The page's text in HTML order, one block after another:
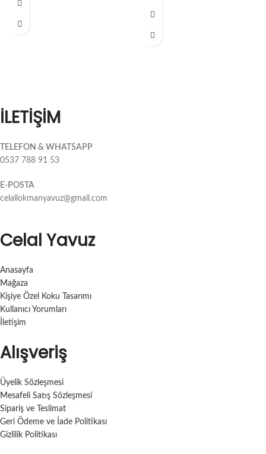
İLETİŞİM
TELEFON & WHATSAPP
0537 788 91 53
E-POSTA
celallokmanyavuz@gmail.com
Celal Yavuz
Anasayfa
Mağaza
Kişiye Özel Koku Tasarımı
Kullanıcı Yorumları
İletişim
Alışveriş
Üyelik Sözleşmesi
Mesafeli Satış Sözleşmesi
Sipariş ve Teslimat
Geri Ödeme ve İade Politikası
Gizlilik Politikası